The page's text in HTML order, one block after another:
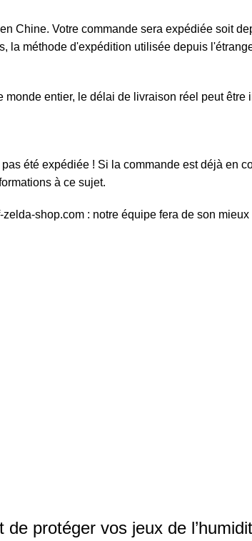
Chine. Votre commande sera expédiée soit
méthode d'expédition utilisée depuis
entier, le délai de livraison réel peut
été expédiée ! Si la commande est déjà en
à ce sujet.
shop.com : notre équipe fera de son
protéger vos jeux de